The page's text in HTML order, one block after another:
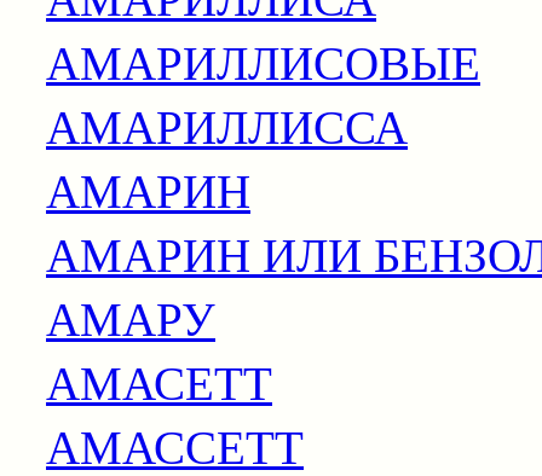
АМАРИЛЛИСОВЫЕ
АМАРИЛЛИССА
АМАРИН
АМАРИН ИЛИ
АМАРУ
АМАСЕТТ
АМАССЕТТ